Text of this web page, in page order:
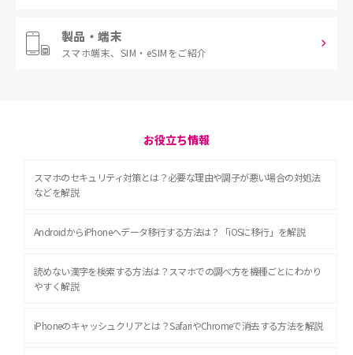
製品・端末
スマホ端末、 SIM・eSIMをご紹介
お役立ち情報
スマホのセキュリティ対策とは？必要な理由や調子が悪い場合の対処法
などを解説
AndroidからiPhoneへデータ移行する方法は？「iOSに移行」を解説
読めない漢字を検索する方法は？スマホでの調べ方を機種ごとにわかり
やすく解説
iPhoneのキャッシュクリアとは？SafariやChromeで消去する方法を解説